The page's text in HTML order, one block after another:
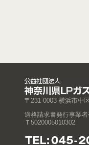
〒231-0003 横浜市中
適格請求書発行事業
Ｔ5020005010302